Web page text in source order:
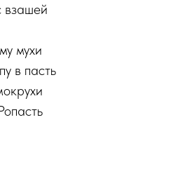
взашей
мухи
в пасть